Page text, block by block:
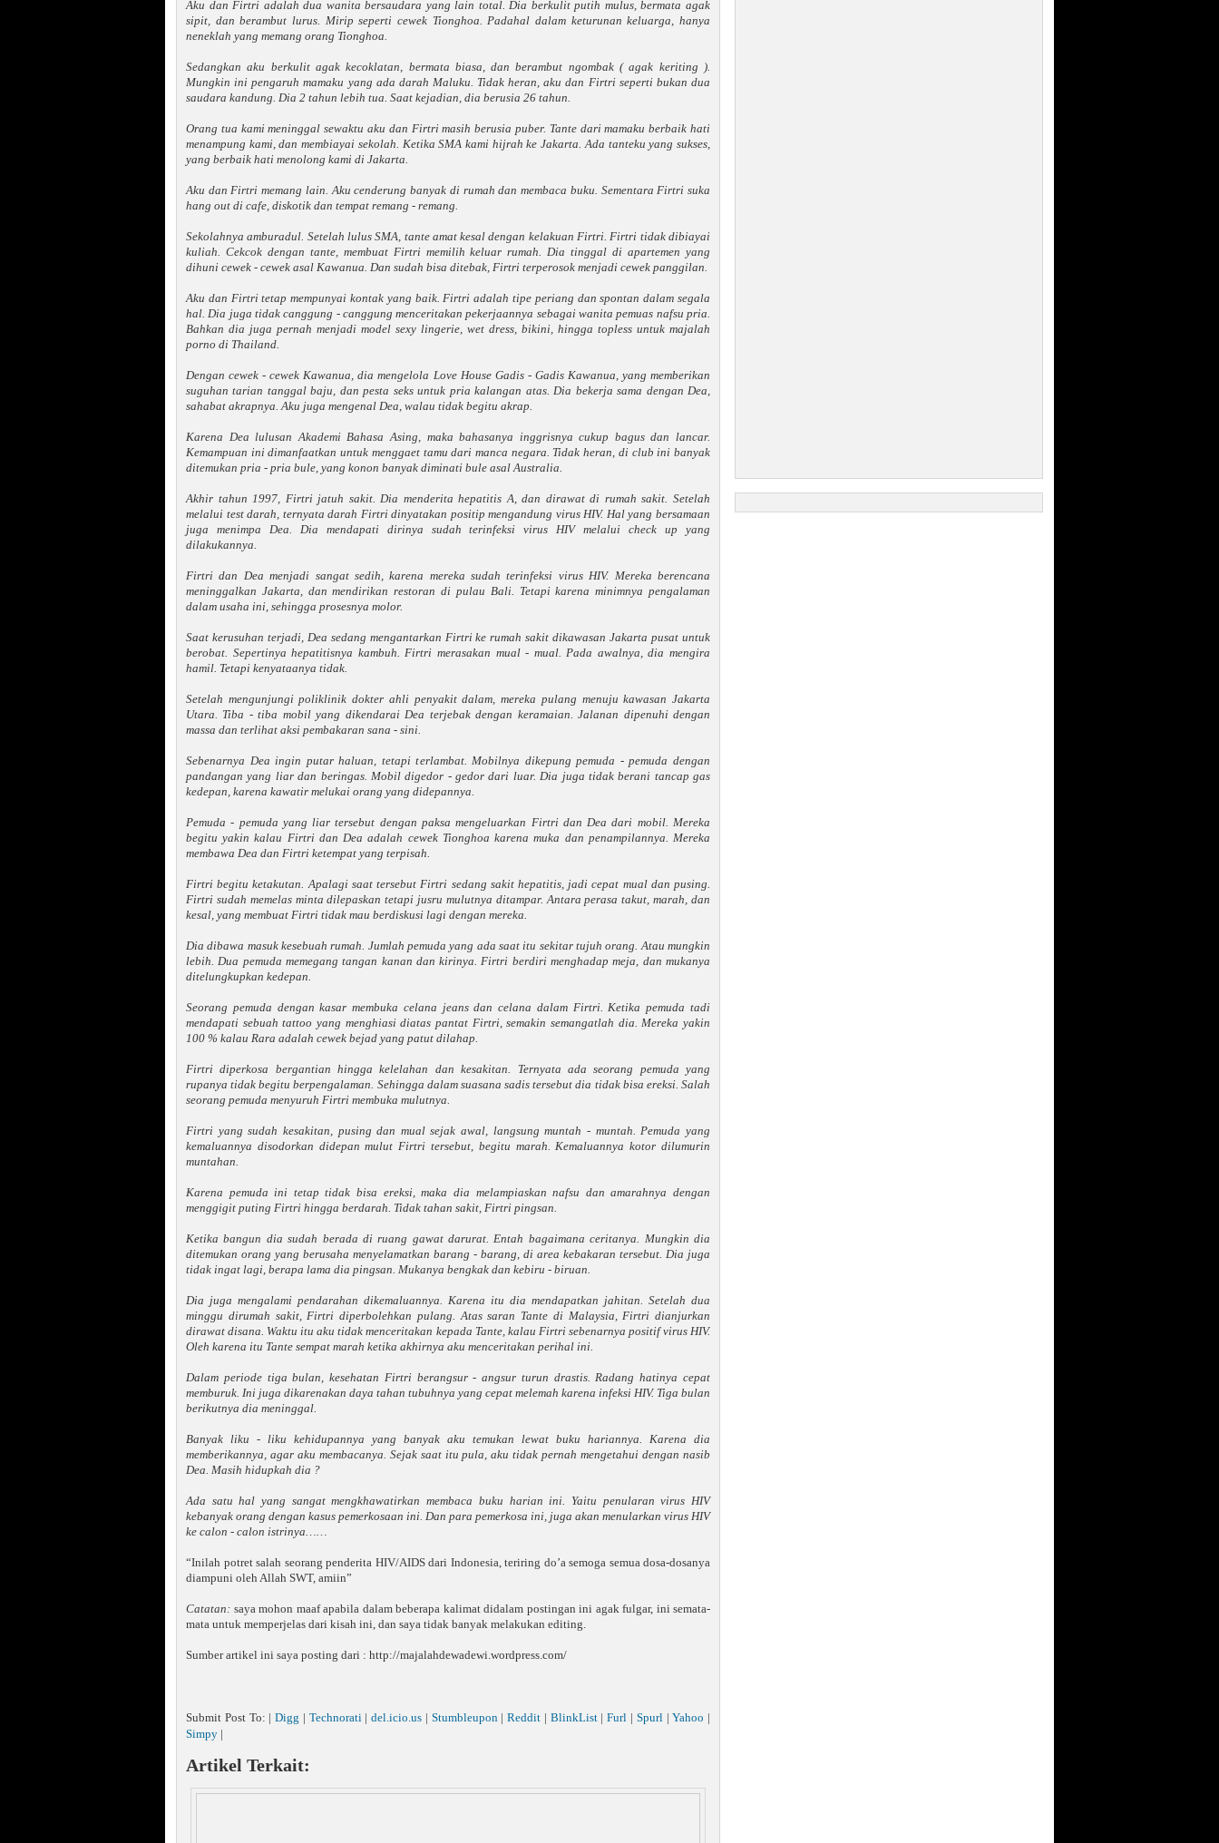
Aku dan Firtri adalah dua wanita bersaudara yang lain total. Dia berkulit putih mulus, bermata agak
sipit, dan berambut lurus. Mirip seperti cewek Tionghoa. Padahal dalam keturunan keluarga, hanya
neneklah yang memang orang Tionghoa.
Sedangkan aku berkulit agak kecoklatan, bermata biasa, dan berambut ngombak ( agak keriting ).
Mungkin ini pengaruh mamaku yang ada darah Maluku. Tidak heran, aku dan Firtri seperti bukan dua
saudara kandung. Dia 2 tahun lebih tua. Saat kejadian, dia berusia 26 tahun.
Orang tua kami meninggal sewaktu aku dan Firtri masih berusia puber. Tante dari mamaku berbaik hati
menampung kami, dan membiayai sekolah. Ketika SMA kami hijrah ke Jakarta. Ada tanteku yang sukses,
yang berbaik hati menolong kami di Jakarta.
Aku dan Firtri memang lain. Aku cenderung banyak di rumah dan membaca buku. Sementara Firtri suka
hang out di cafe, diskotik dan tempat remang - remang.
Sekolahnya amburadul. Setelah lulus SMA, tante amat kesal dengan kelakuan Firtri. Firtri tidak dibiayai
kuliah. Cekcok dengan tante, membuat Firtri memilih keluar rumah. Dia tinggal di apartemen yang
dihuni cewek - cewek asal Kawanua. Dan sudah bisa ditebak, Firtri terperosok menjadi cewek panggilan.
Aku dan Firtri tetap mempunyai kontak yang baik. Firtri adalah tipe periang dan spontan dalam segala
hal. Dia juga tidak canggung - canggung menceritakan pekerjaannya sebagai wanita pemuas nafsu pria.
Bahkan dia juga pernah menjadi model sexy lingerie, wet dress, bikini, hingga topless untuk majalah
porno di Thailand.
Dengan cewek - cewek Kawanua, dia mengelola Love House Gadis - Gadis Kawanua, yang memberikan
suguhan tarian tanggal baju, dan pesta seks untuk pria kalangan atas. Dia bekerja sama dengan Dea,
sahabat akrapnya. Aku juga mengenal Dea, walau tidak begitu akrap.
Karena Dea lulusan Akademi Bahasa Asing, maka bahasanya inggrisnya cukup bagus dan lancar.
Kemampuan ini dimanfaatkan untuk menggaet tamu dari manca negara. Tidak heran, di club ini banyak
ditemukan pria - pria bule, yang konon banyak diminati bule asal Australia.
Akhir tahun 1997, Firtri jatuh sakit. Dia menderita hepatitis A, dan dirawat di rumah sakit. Setelah
melalui test darah, ternyata darah Firtri dinyatakan positip mengandung virus HIV. Hal yang bersamaan
juga menimpa Dea. Dia mendapati dirinya sudah terinfeksi virus HIV melalui check up yang
dilakukannya.
Firtri dan Dea menjadi sangat sedih, karena mereka sudah terinfeksi virus HIV. Mereka berencana
meninggalkan Jakarta, dan mendirikan restoran di pulau Bali. Tetapi karena minimnya pengalaman
dalam usaha ini, sehingga prosesnya molor.
Saat kerusuhan terjadi, Dea sedang mengantarkan Firtri ke rumah sakit dikawasan Jakarta pusat untuk
berobat. Sepertinya hepatitisnya kambuh. Firtri merasakan mual - mual. Pada awalnya, dia mengira
hamil. Tetapi kenyataanya tidak.
Setelah mengunjungi poliklinik dokter ahli penyakit dalam, mereka pulang menuju kawasan Jakarta
Utara. Tiba - tiba mobil yang dikendarai Dea terjebak dengan keramaian. Jalanan dipenuhi dengan
massa dan terlihat aksi pembakaran sana - sini.
Sebenarnya Dea ingin putar haluan, tetapi terlambat. Mobilnya dikepung pemuda - pemuda dengan
pandangan yang liar dan beringas. Mobil digedor - gedor dari luar. Dia juga tidak berani tancap gas
kedepan, karena kawatir melukai orang yang didepannya.
Pemuda - pemuda yang liar tersebut dengan paksa mengeluarkan Firtri dan Dea dari mobil. Mereka
begitu yakin kalau Firtri dan Dea adalah cewek Tionghoa karena muka dan penampilannya. Mereka
membawa Dea dan Firtri ketempat yang terpisah.
Firtri begitu ketakutan. Apalagi saat tersebut Firtri sedang sakit hepatitis, jadi cepat mual dan pusing.
Firtri sudah memelas minta dilepaskan tetapi jusru mulutnya ditampar. Antara perasa takut, marah, dan
kesal, yang membuat Firtri tidak mau berdiskusi lagi dengan mereka.
Dia dibawa masuk kesebuah rumah. Jumlah pemuda yang ada saat itu sekitar tujuh orang. Atau mungkin
lebih. Dua pemuda memegang tangan kanan dan kirinya. Firtri berdiri menghadap meja, dan mukanya
ditelungkupkan kedepan.
Seorang pemuda dengan kasar membuka celana jeans dan celana dalam Firtri. Ketika pemuda tadi
mendapati sebuah tattoo yang menghiasi diatas pantat Firtri, semakin semangatlah dia. Mereka yakin
100 % kalau Rara adalah cewek bejad yang patut dilahap.
Firtri diperkosa bergantian hingga kelelahan dan kesakitan. Ternyata ada seorang pemuda yang
rupanya tidak begitu berpengalaman. Sehingga dalam suasana sadis tersebut dia tidak bisa ereksi. Salah
seorang pemuda menyuruh Firtri membuka mulutnya.
Firtri yang sudah kesakitan, pusing dan mual sejak awal, langsung muntah - muntah. Pemuda yang
kemaluannya disodorkan didepan mulut Firtri tersebut, begitu marah. Kemaluannya kotor dilumurin
muntahan.
Karena pemuda ini tetap tidak bisa ereksi, maka dia melampiaskan nafsu dan amarahnya dengan
menggigit puting Firtri hingga berdarah. Tidak tahan sakit, Firtri pingsan.
Ketika bangun dia sudah berada di ruang gawat darurat. Entah bagaimana ceritanya. Mungkin dia
ditemukan orang yang berusaha menyelamatkan barang - barang, di area kebakaran tersebut. Dia juga
tidak ingat lagi, berapa lama dia pingsan. Mukanya bengkak dan kebiru - biruan.
Dia juga mengalami pendarahan dikemaluannya. Karena itu dia mendapatkan jahitan. Setelah dua
minggu dirumah sakit, Firtri diperbolehkan pulang. Atas saran Tante di Malaysia, Firtri dianjurkan
dirawat disana. Waktu itu aku tidak menceritakan kepada Tante, kalau Firtri sebenarnya positif virus HIV.
Oleh karena itu Tante sempat marah ketika akhirnya aku menceritakan perihal ini.
Dalam periode tiga bulan, kesehatan Firtri berangsur - angsur turun drastis. Radang hatinya cepat
memburuk. Ini juga dikarenakan daya tahan tubuhnya yang cepat melemah karena infeksi HIV. Tiga bulan
berikutnya dia meninggal.
Banyak liku - liku kehidupannya yang banyak aku temukan lewat buku hariannya. Karena dia
memberikannya, agar aku membacanya. Sejak saat itu pula, aku tidak pernah mengetahui dengan nasib
Dea. Masih hidupkah dia ?
Ada satu hal yang sangat mengkhawatirkan membaca buku harian ini. Yaitu penularan virus HIV
kebanyak orang dengan kasus pemerkosaan ini. Dan para pemerkosa ini, juga akan menularkan virus HIV
ke calon - calon istrinya……
“Inilah potret salah seorang penderita HIV/AIDS dari Indonesia, teriring do’a semoga semua dosa-dosanya
diampuni oleh Allah SWT, amiin”
Catatan: saya mohon maaf apabila dalam beberapa kalimat didalam postingan ini agak fulgar, ini semata-
mata untuk memperjelas dari kisah ini, dan saya tidak banyak melakukan editing.
Sumber artikel ini saya posting dari : http://majalahdewadewi.wordpress.com/
Submit Post To: |Digg Technorati|del.icio.us Stumbleupon|Reddit BlinkList|Furl Spurl|Yahoo
Simpy
Artikel Terkait: